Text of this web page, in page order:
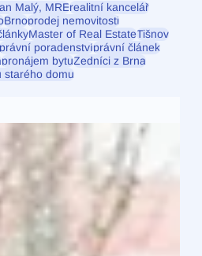
Malý, MRErealitní kancelář
Brnoprodej nemovitosti
Master of Real EstateTišnov
právní poradenstvíprávní článek
pronájem bytuZedníci z Brna
starého domu